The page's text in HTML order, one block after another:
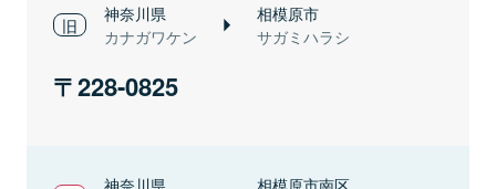
神奈川県
カナガワケン
相模原市
サガミハラシ
228-0825
神奈川県 相模原市南区